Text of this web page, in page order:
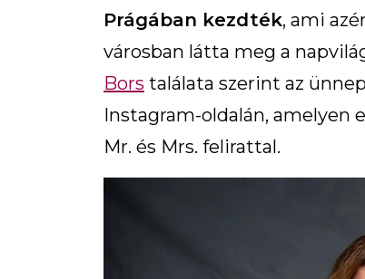
Prágában kezdték, ami
városban látta meg a
Bors találata szerint az
Instagram-oldalán, amelyen
Mr. és Mrs. felirattal.